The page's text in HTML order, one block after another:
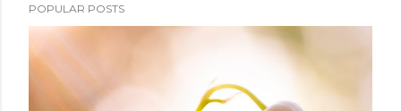
a
C
o
m
POPULAR POSTS